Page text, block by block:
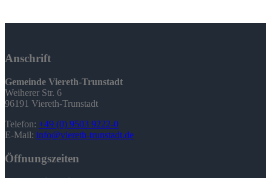
Anschrift
Gemeinde Viereth-Trunstadt
Weiherer Str. 6
96191 Viereth-Trunstadt
Telefon: +49 (0) 9503 9222-0
E-Mail: info@viereth-trunstadt.de
Öffnungszeiten